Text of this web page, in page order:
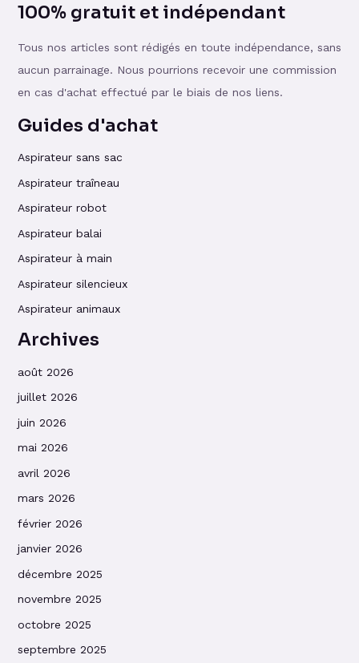
100% gratuit et indépendant
Tous nos articles sont rédigés en toute indépendance, sans
aucun parrainage. Nous pourrions recevoir une commission
en cas d'achat effectué par le biais de nos liens.
Guides d'achat
Aspirateur sans sac
Aspirateur traîneau
Aspirateur robot
Aspirateur balai
Aspirateur à main
Aspirateur silencieux
Aspirateur animaux
Archives
août 2026
juillet 2026
juin 2026
mai 2026
avril 2026
mars 2026
février 2026
janvier 2026
décembre 2025
novembre 2025
octobre 2025
septembre 2025